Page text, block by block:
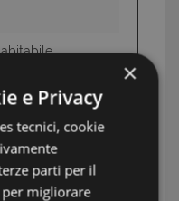
Леричи, Залив
×
e Privacy
tecnici, cookie
parti per il
migliorare